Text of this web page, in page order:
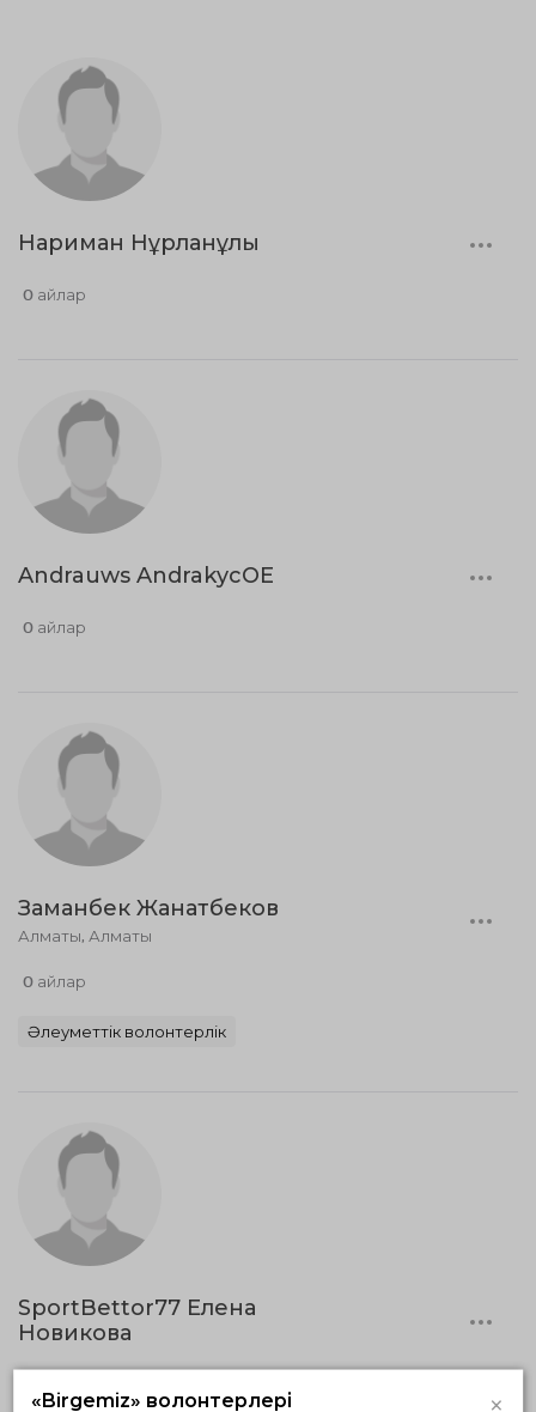
Нариман Нұрланұлы
0 айлар
Andrauws AndrakycOE
0 айлар
Заманбек Жанатбеков
Алматы, Алматы
0 айлар
Әлеуметтік волонтерлік
SportBettor77 Елена
Новикова
«Birgemiz» волонтерлері ×